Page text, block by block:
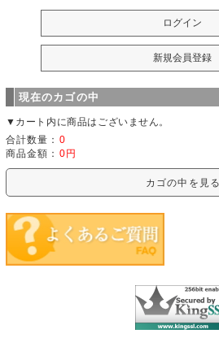
現在のカゴの中
▼カート内に商品はございません。
合計数量： 0
商品金額： 0円
カゴの中を見る